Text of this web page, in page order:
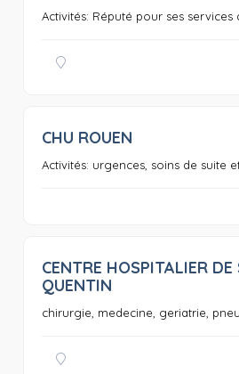
Activités: Réputé pour ses services
CHU ROUEN
Activités: urgences, soins de suite et
CENTRE HOSPITALIER
QUENTIN
chirurgie, medecine, geriatrie,